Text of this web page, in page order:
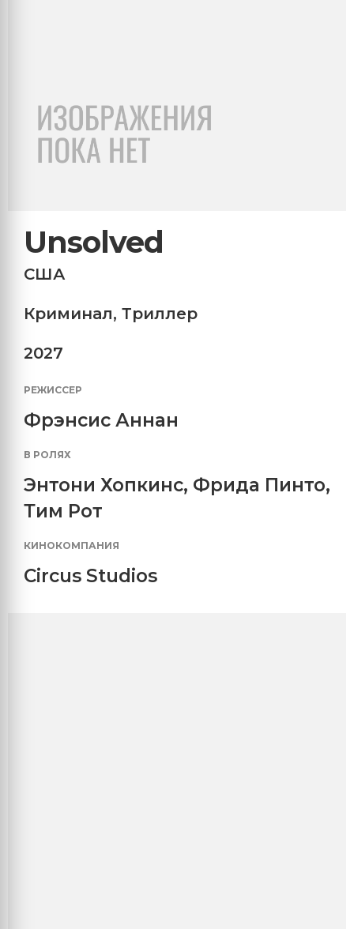
Unsolved
США
Криминал, Триллер
2027
РЕЖИССЕР
Фрэнсис Аннан
В РОЛЯХ
Энтони Хопкинс, Фрида Пинто,
Тим Рот
КИНОКОМПАНИЯ
Circus Studios